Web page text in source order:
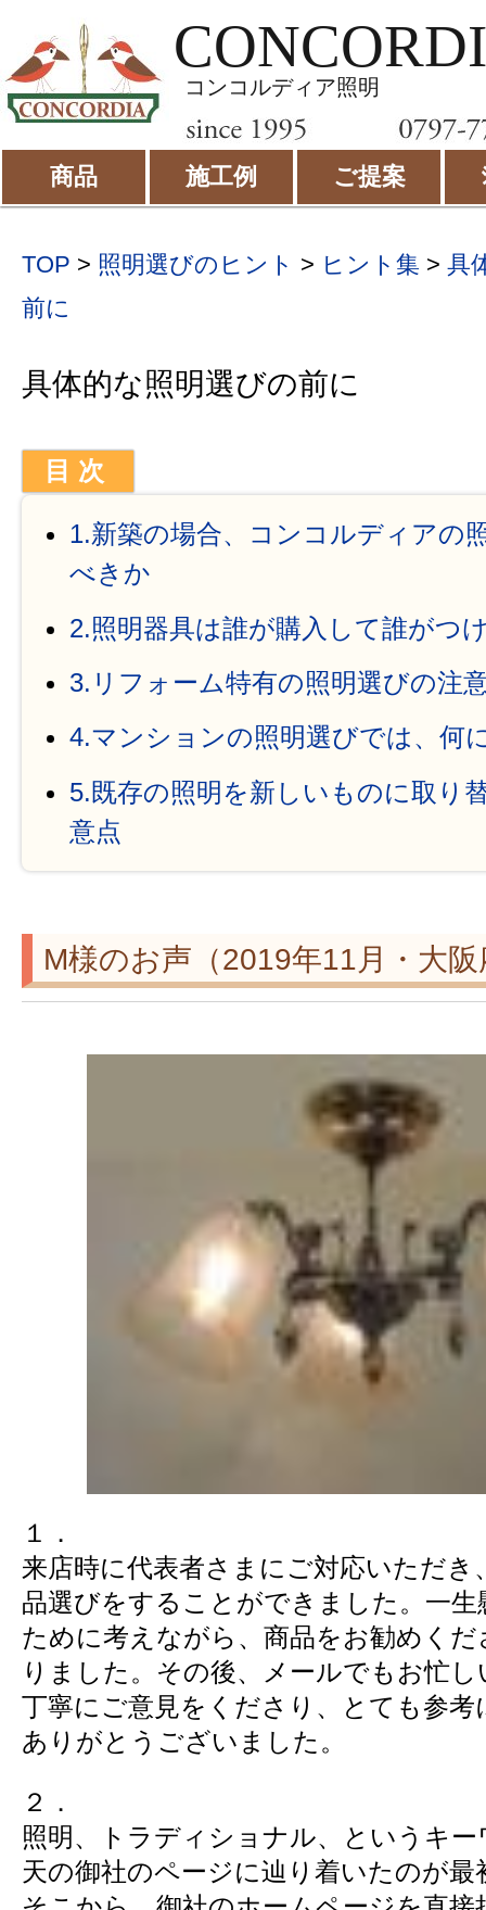
コンコルディア照明
商品 施工例 ご提案
TOP > 照明選びのヒント > ヒント集 > 具
前に
具体的な照明選びの前に
1.新築の場合、コンコルディアの
べきか
2.照明器具は誰が購入して誰がつ
3.リフォーム特有の照明選びの注
4.マンションの照明選びでは、何
5.既存の照明を新しいものに取り
意点
M様のお声（2019年11月・大阪
１．
来店時に代表者さまにご対応いただき
品選びをすることができました。一
ために考えながら、商品をお勧めく
りました。その後、メールでもお忙
丁寧にご意見をくださり、とても参
ありがとうございました。
２．
照明、トラディショナル、というキ
天の御社のページに辿り着いたのが最